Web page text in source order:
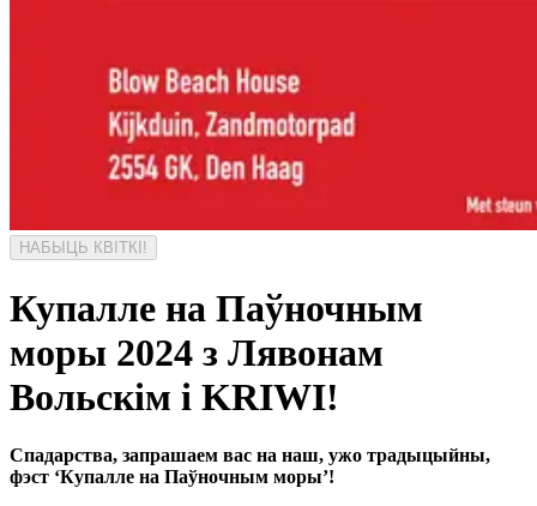
НАБЫЦЬ КВІТКІ!
Купалле на Паўночным
моры 2024 з Лявонам
Вольскім і KRIWI!
Спадарства, запрашаем вас на наш, ужо традыцыйны,
фэст ‘Купалле на Паўночным моры’!